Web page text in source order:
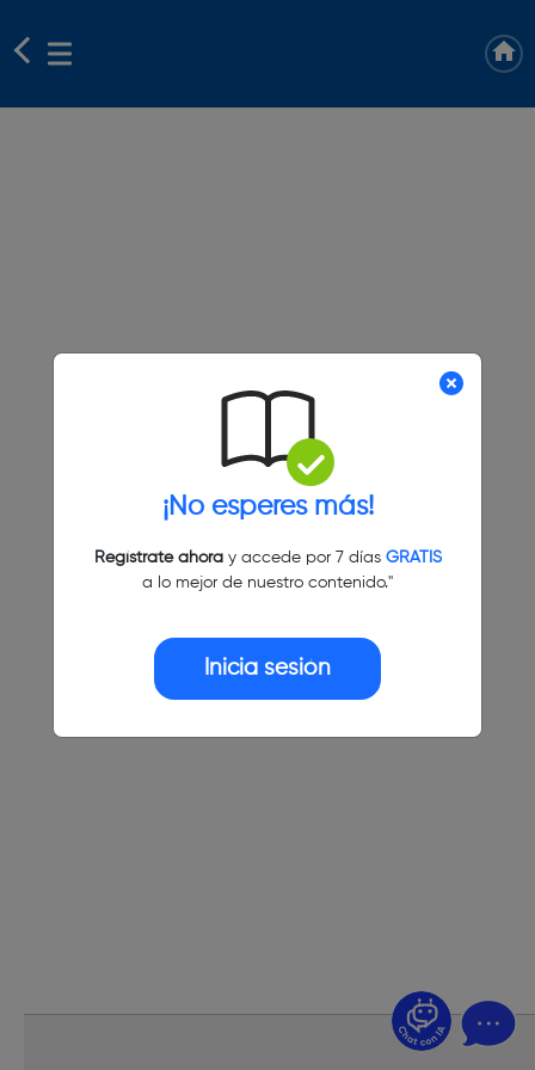
¡No esperes más!
Regístrate ahoray accede por 7 días GRATIS
a lo mejor de nuestro contenido."
Inicia sesión